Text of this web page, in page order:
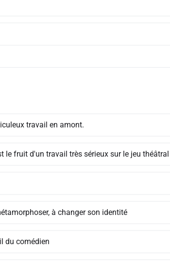
travail en amont.
le fruit d'un travail très sérieux sur le jeu théâtral
à changer son identité
du comédien